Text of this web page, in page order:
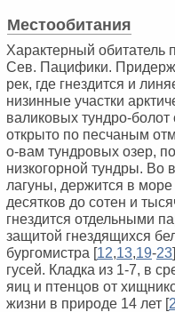
Местообитания
Характерный обитатель
Сев. Пацифики.
рек, где гнездится и
низинные участки
валиковых тундро-
открыто по песчаным
о-вам тундровых озер,
низкогорной тундры. Во
лагуны, держится в
десятков до сотен и
гнездится отдельными
защитой гнездящихся
бургомистра [12,13,19-23
гусей. Кладка из 1-7, в
яиц и птенцов от
жизни в природе 14 лет [2